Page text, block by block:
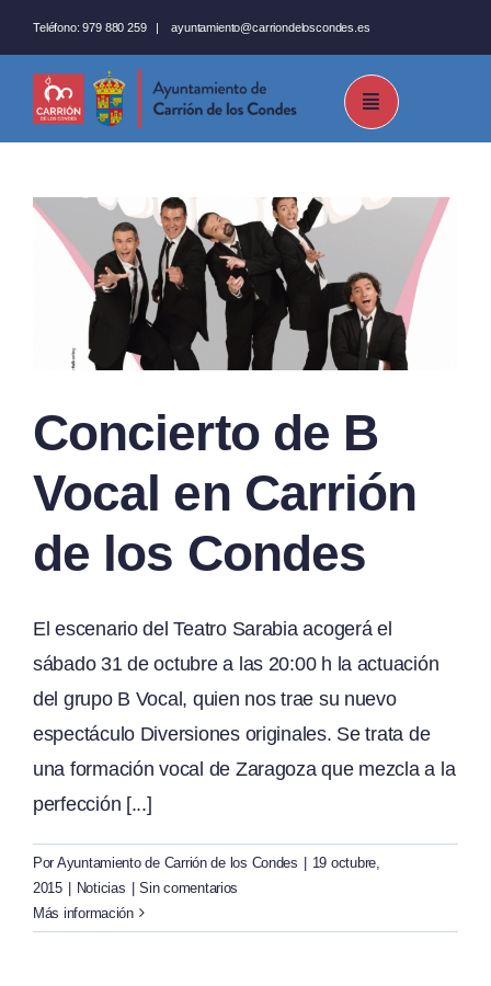
al
contenido
Teléfono: 979 880 259 |ayuntamiento@carriondeloscondes.es
Concierto de B
Vocal en Carrión
de los Condes
El escenario del Teatro Sarabia acogerá el
sábado 31 de octubre a las 20:00 h la actuación
del grupo B Vocal, quien nos trae su nuevo
espectáculo Diversiones originales. Se trata de
una formación vocal de Zaragoza que mezcla a la
perfección [...]
Por Ayuntamiento de Carrión de los Condes
19 octubre,
2015
Noticias
Sin comentarios
Más información